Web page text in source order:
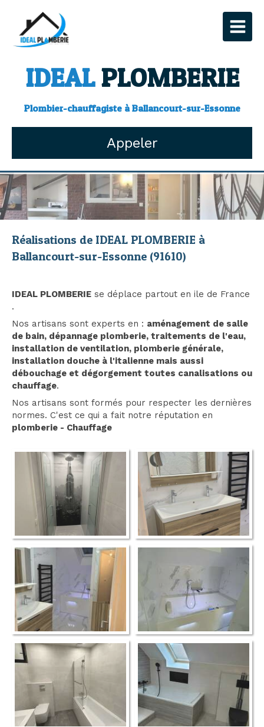
IDEALPLOMBERIE
Plombier-chauffagiste à Ballancourt-sur-Essonne
Appeler
Réalisations de IDEAL PLOMBERIE à
Ballancourt-sur-Essonne (91610)
IDEAL PLOMBERIE se déplace partout en ile de France
.
Nos artisans sont experts en : aménagement de salle
de bain, dépannage plomberie, traitements de l'eau,
installation de ventilation, plomberie générale,
installation douche à l'italienne mais aussi
débouchage et dégorgement toutes canalisations ou
chauffage.
Nos artisans sont formés pour respecter les dernières
normes. C'est ce qui a fait notre réputation en
plomberie - Chauffage